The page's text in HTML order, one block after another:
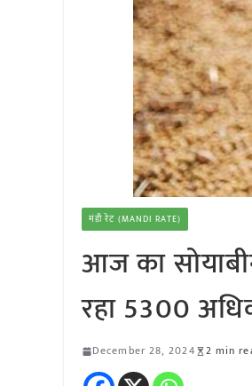
मंडी रेट (MANDI RATE)
आज का
रहा 5300
December 28, 2024 2 min